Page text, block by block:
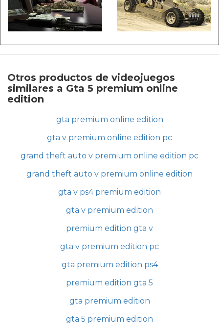
Otros productos de videojuegos
similares a Gta 5 premium online
edition
gta premium online edition
gta v premium online edition pc
grand theft auto v premium online edition pc
grand theft auto v premium online edition
gta v ps4 premium edition
gta v premium edition
premium edition gta v
gta v premium edition pc
gta premium edition ps4
premium edition gta 5
gta premium edition
gta 5 premium edition